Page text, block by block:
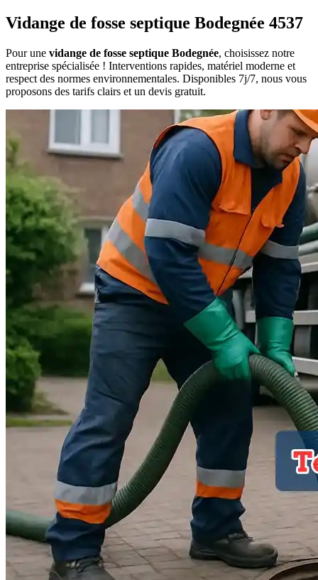
Vidange de fosse septique Bodegnée 4537
Pour une vidange de fosse septique Bodegnée, choisissez notre
entreprise spécialisée ! Interventions rapides, matériel moderne et
respect des normes environnementales. Disponibles 7j/7, nous vous
proposons des tarifs clairs et un devis gratuit.